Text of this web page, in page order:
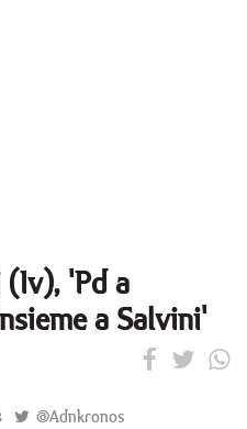
'Pd a
a Salvini'
@Adnkronos